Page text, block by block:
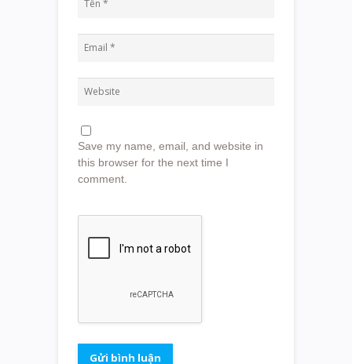
Save my name, email, and website in
this browser for the next time I
comment.